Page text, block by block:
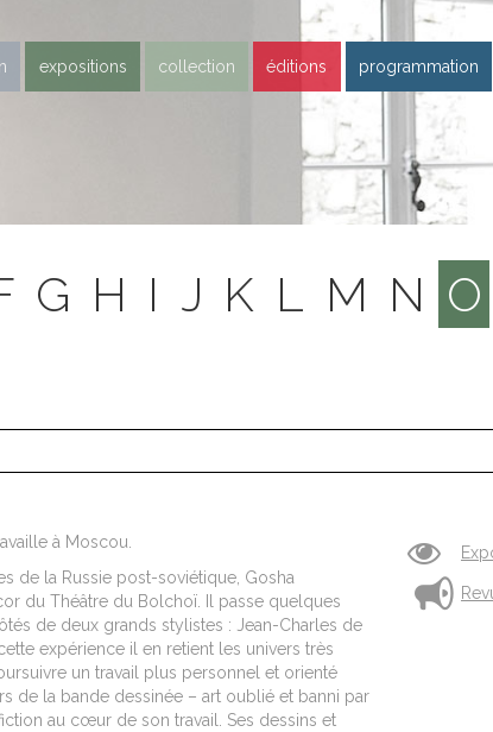
expositions collection éditions programmation
G H I J K L M N O
à Moscou.
de la Russie post-soviétique, Gosha
du Théâtre du Bolchoï. Il passe quelques
de deux grands stylistes : Jean-Charles de
expérience il en retient les univers très
un travail plus personnel et orienté
de la bande dessinée – art oublié et banni par
au cœur de son travail. Ses dessins et